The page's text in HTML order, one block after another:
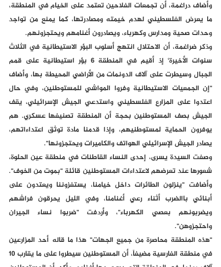
وأضاف دراغمة، أن تجمعات الفلاحين تعتمد على الخيام في المنطقة،
ما يعرض الفلسطيني لهدم خيمته ومصادرتها، كما يمنع من تواجد
وحدات صحية ومدارس وكهرباء، ويصادرون أغنامهم ويحتجزونهم.
وذكر ضراغمة، أن الاحتلال انتهج أسلوب البؤر الاستيطانية في الثلاث
سنوات الأخيرة‘ إذ أقيم في المنطقة 6 بؤر استيطانية على قمم
الجبال وسيطرت على آلاف الدونمات من الأراضي المحيطة بها، وأضاف
"إن الجمعيات الاستيطانية وفروا المواشي للمستوطنين، وفي حال
اعتدوا على المزارع الفلسطيني واستدعي الجيش الإسرائيلي، يقف
الجيش بصف المستوطنين بحجة أن المنطقة تصنيفها عسكري. هم
يوفرون الحماية لمستوطنيهم، وإذا قدمنا مادة توثق اعتداءاتهم،
يصادر الجيش الإسرائيلي الهواتف والكاميرات ويحتجزونها".
وصفت السيدة يسرى، إحدى النساء القاطنات في منطقة عين الحلوة،
شعورها عند تعرضهم لاعتداءات المستوطنين قائلة "بموت من الخوف".
وأضافت "ينزلون الطائرات داخل خيامنا، يستفزوننا ويعتدون على
أبنائي باالضرب أثناء رعي أغنامنا، وفي الليل يحرقون فراشهم
ويضربونهم بعصي الكهرباء"، وأردفت "ضربوا نساء الجيران
واحتجزوهن".
"هذه المنطقة محاصرة من جميع الجهات" هذا ما قاله أحد المزارعين
في منطقة الفارسية مضيفاً، أن المستوطنين سيطروا على ما يقارب 10